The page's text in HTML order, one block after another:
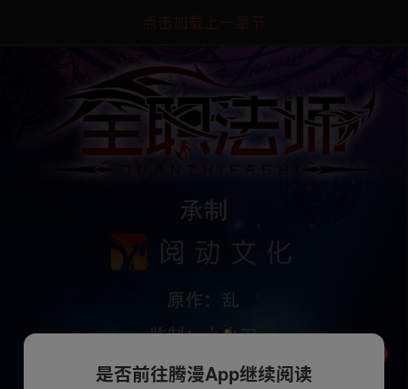
点击加载上一章节
是否前往腾漫App继续阅读